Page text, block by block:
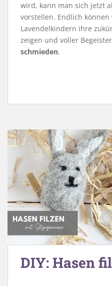
wird, kann man sich jetzt
vorstellen. Endlich
Lavendelkindern ihre
zeigen und voller
schmieden.
DIY: Hasen